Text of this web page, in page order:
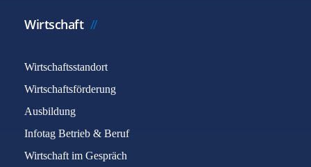
Wirtschaft
Wirtschaftsstandort
Wirtschaftsförderung
Ausbildung
Infotag Betrieb & Beruf
Wirtschaft im Gespräch